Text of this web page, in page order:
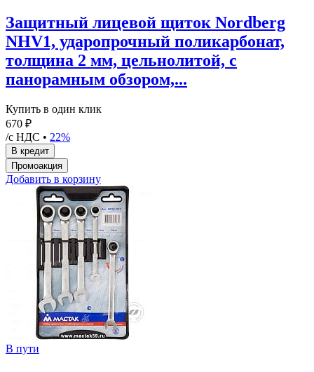
Защитный лицевой щиток Nordberg
NHV1, ударопрочный поликарбонат,
толщина 2 мм, цельнолитой, с
панорамным обзором,...
Купить в один клик
670 ₽
/с НДС • 22%
Добавить в корзину
В пути